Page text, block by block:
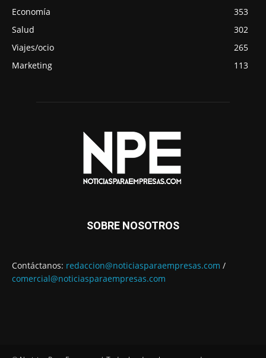
Economía
353
Salud
302
Viajes/ocio
265
Marketing
113
SOBRE NOSOTROS
Contáctanos: redaccion@noticiasparaempresas.com /
comercial@noticiasparaempresas.com